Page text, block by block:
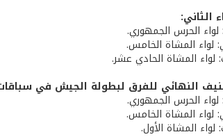
الثاني:
لواء الحرس الجمهوري.
لواء المشاة الخامس.
لواء المشاة الحادي عشر.
النهائي للفرق لبطولة الجيش في سباقات
لواء الحرس الجمهوري.
لواء المشاة الخامس.
لواء المشاة الأول.